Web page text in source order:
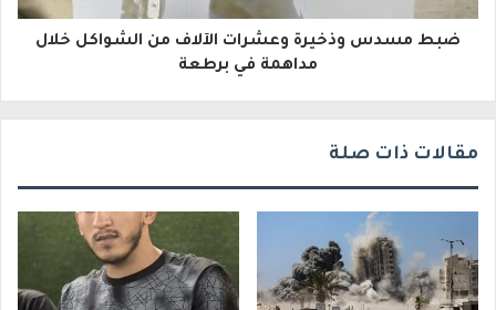
و
ضبط مسدس وذخيرة وعشرات الآلاف من الشواكل خلال
مداهمة في برطعة
مقالات ذات صلة